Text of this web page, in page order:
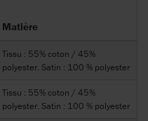
Matière
Tissu : 55% coton / 45%
polyester. Satin : 100 % polyester
Tissu : 55% coton / 45%
polyester. Satin : 100 % polyester